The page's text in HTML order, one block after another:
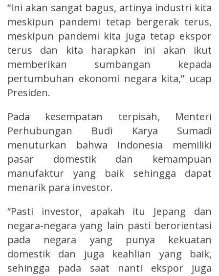
“Ini akan sangat bagus, artinya industri kita
meskipun pandemi tetap bergerak terus,
meskipun pandemi kita juga tetap ekspor
terus dan kita harapkan ini akan ikut
memberikan sumbangan kepada
pertumbuhan ekonomi negara kita,” ucap
Presiden.
Pada kesempatan terpisah, Menteri
Perhubungan Budi Karya Sumadi
menuturkan bahwa Indonesia memiliki
pasar domestik dan kemampuan
manufaktur yang baik sehingga dapat
menarik para investor.
“Pasti investor, apakah itu Jepang dan
negara-negara yang lain pasti berorientasi
pada negara yang punya kekuatan
domestik dan juga keahlian yang baik,
sehingga pada saat nanti ekspor juga